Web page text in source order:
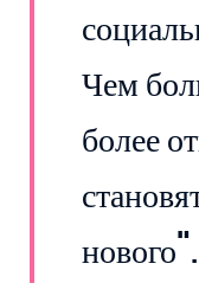
Чем
более
нового".